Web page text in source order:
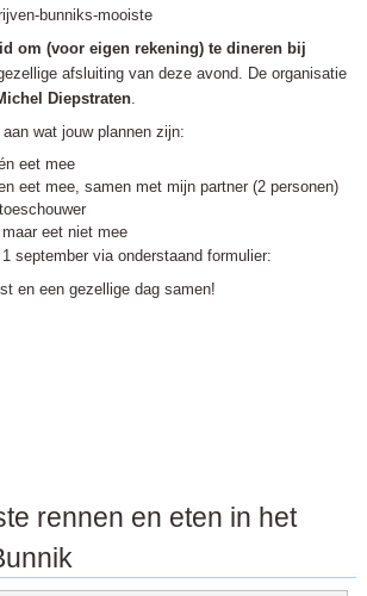
bunniks-mooiste
om (voor eigen rekening) te dineren bij
afsluiting van deze avond. De organisatie
Diepstraten.
wat jouw plannen zijn:
eet mee
eet mee, samen met mijn partner (2 personen)
eet niet mee
september via onderstaand formulier:
en een gezellige dag samen!
rennen en eten in het